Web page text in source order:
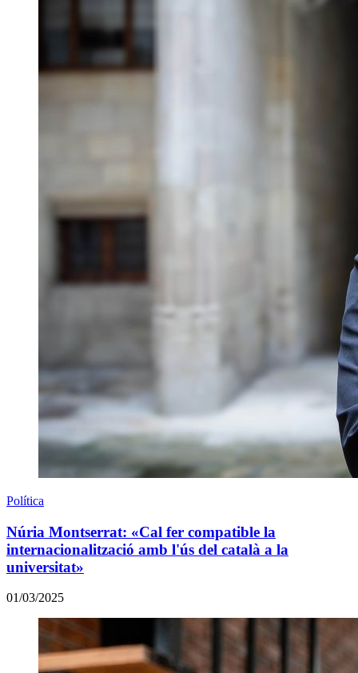
Política
Núria Montserrat: «Cal fer compatible la
internacionalització amb l'ús del català a la
universitat»
01/03/2025